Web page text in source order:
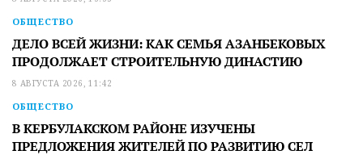
ОБЩЕСТВО
ДЕЛО ВСЕЙ ЖИЗНИ: КАК СЕМЬЯ АЗАНБЕКОВЫХ
ПРОДОЛЖАЕТ СТРОИТЕЛЬНУЮ ДИНАСТИЮ
8 АВГУСТА 2026, 11:42
ОБЩЕСТВО
В КЕРБУЛАКСКОМ РАЙОНЕ ИЗУЧЕНЫ
ПРЕДЛОЖЕНИЯ ЖИТЕЛЕЙ ПО РАЗВИТИЮ СЕЛ